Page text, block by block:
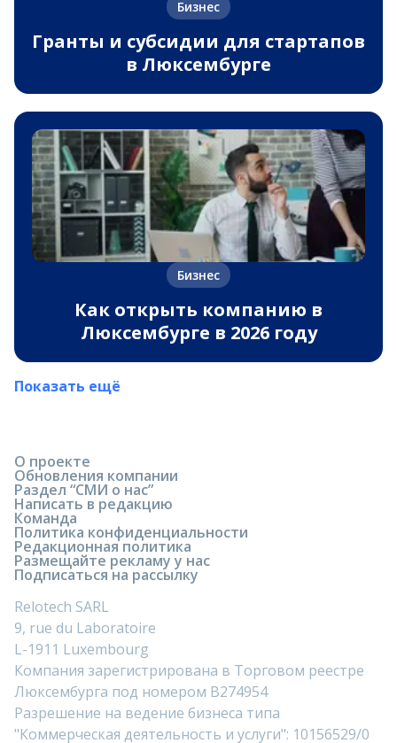
Бизнес
Гранты и субсидии для стартапов
в Люксембурге
Бизнес
Как открыть компанию в
Люксембурге в 2026 году
Показать ещё
О проекте
Обновления компании
Раздел “СМИ о нас”
Написать в редакцию
Команда
Политика конфиденциальности
Редакционная политика
Размещайте рекламу у нас
Подписаться на рассылку
Relotech SARL
9, rue du Laboratoire
L-1911 Luxembourg
Компания зарегистрирована в Торговом реестре
Люксембурга под номером B274954
Разрешение на ведение бизнеса типа
"Коммерческая деятельность и услуги": 10156529/0